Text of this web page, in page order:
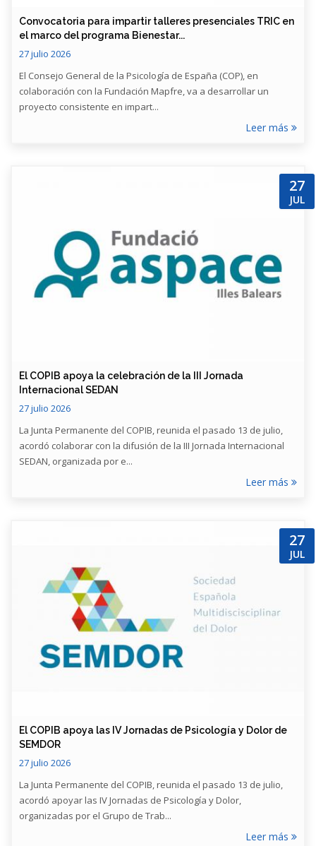
​Convocatoria para impartir talleres presenciales TRIC en
el marco del programa Bienestar...
27 julio 2026
El Consejo General de la Psicología de España (COP), en
colaboración con la Fundación Mapfre, va a desarrollar un
proyecto consistente en impart...
Leer más
27
JUL
​El COPIB apoya la celebración de la III Jornada
Internacional SEDAN
27 julio 2026
La Junta Permanente del COPIB, reunida el pasado 13 de julio,
acordó colaborar con la difusión de la III Jornada Internacional
SEDAN, organizada por e...
Leer más
27
JUL
​El COPIB apoya las IV Jornadas de Psicología y Dolor de
SEMDOR
27 julio 2026
La Junta Permanente del COPIB, reunida el pasado 13 de julio,
acordó apoyar las IV Jornadas de Psicología y Dolor,
organizadas por el Grupo de Trab...
Leer más